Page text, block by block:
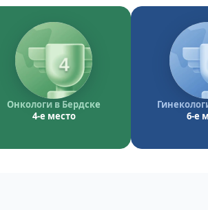
4
Онкологи в Бердске
4-е место
6-е